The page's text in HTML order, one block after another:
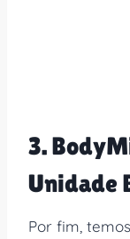
3.
Unidade
Por fim,